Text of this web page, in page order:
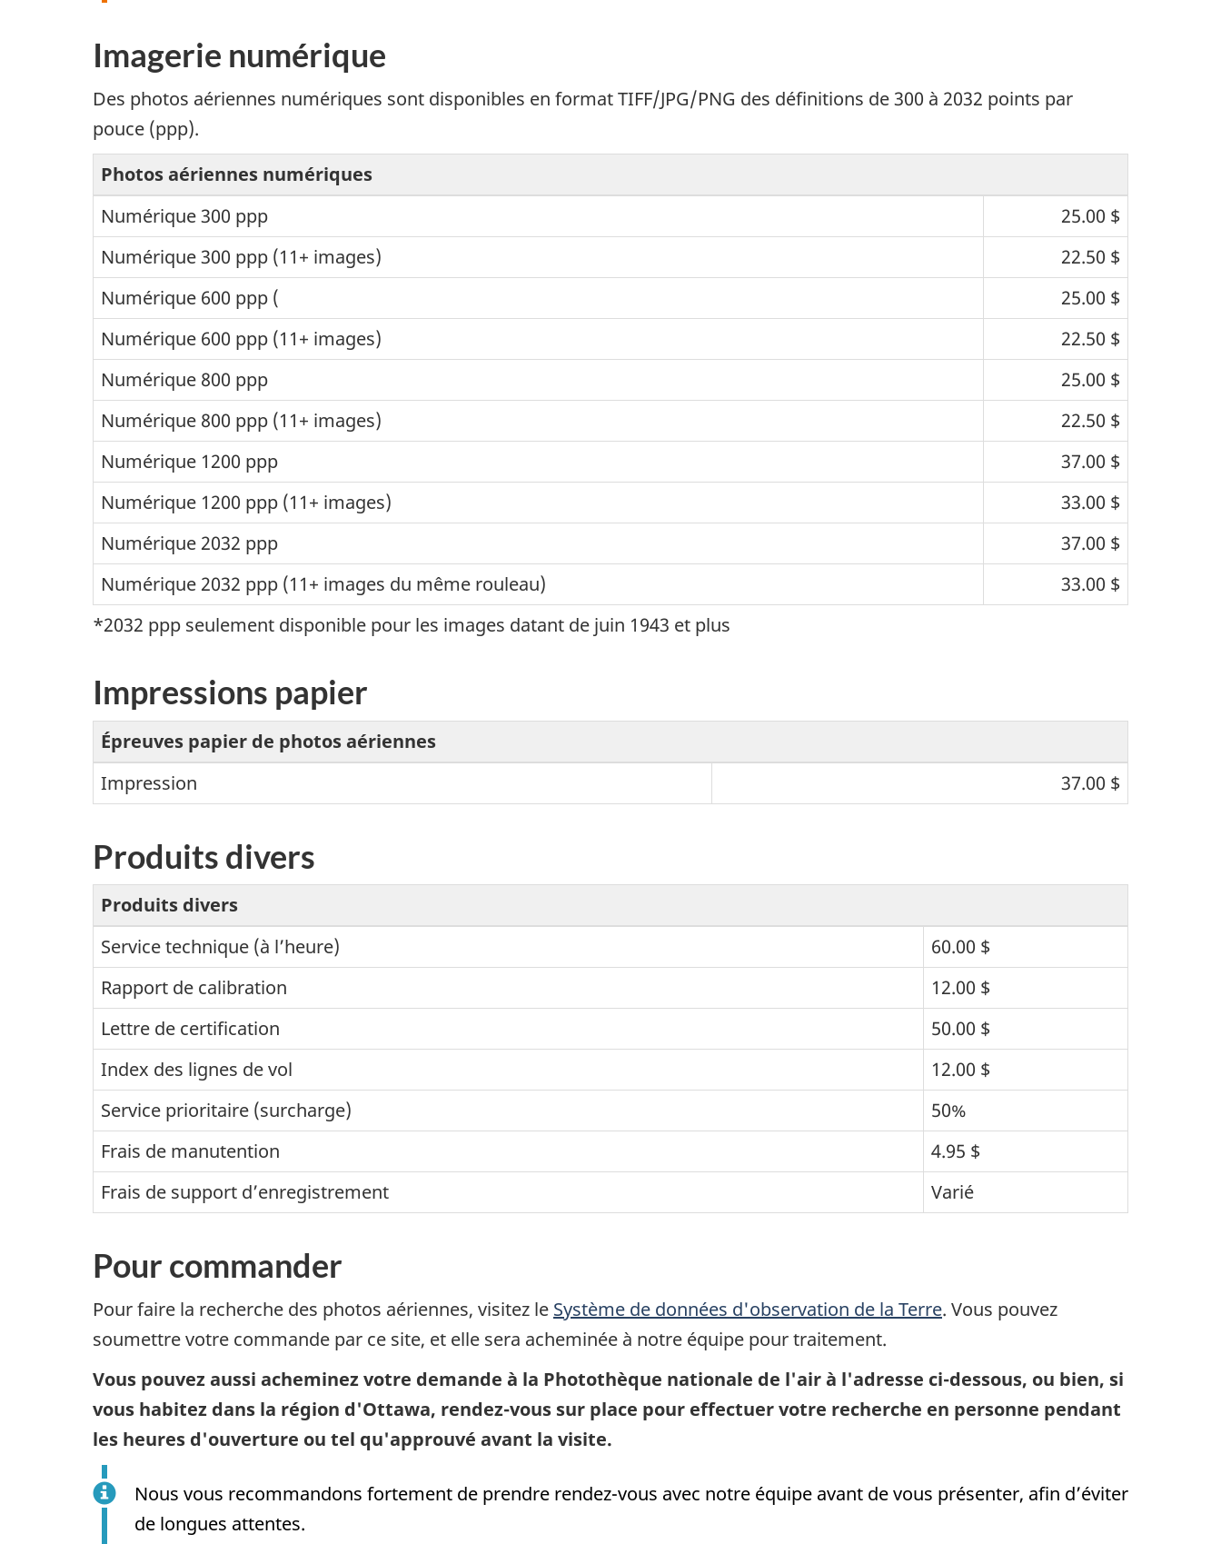
Imagerie numérique
Des photos aériennes numériques sont disponibles en format TIFF/JPG/PNG des définitions de 300 à 2032 points par
pouce (ppp).
Photos aériennes numériques
Numérique 300 ppp
25.00 $
Numérique 300 ppp (11+ images)
22.50 $
Numérique 600 ppp (
25.00 $
Numérique 600 ppp (11+ images)
22.50 $
Numérique 800 ppp
25.00 $
Numérique 800 ppp (11+ images)
22.50 $
Numérique 1200 ppp
37.00 $
Numérique 1200 ppp (11+ images)
33.00 $
Numérique 2032 ppp
37.00 $
Numérique 2032 ppp (11+ images du même rouleau)
33.00 $
*2032 ppp seulement disponible pour les images datant de juin 1943 et plus
Impressions papier
Épreuves papier de photos aériennes
Impression
37.00 $
Produits divers
Produits divers
Service technique (à l’heure)
60.00 $
Rapport de calibration
12.00 $
Lettre de certification
50.00 $
Index des lignes de vol
12.00 $
Service prioritaire (surcharge)
50%
Frais de manutention
4.95 $
Frais de support d’enregistrement
Varié
Pour commander
Pour faire la recherche des photos aériennes, visitez le Système de données d'observation de la Terre. Vous pouvez
soumettre votre commande par ce site, et elle sera acheminée à notre équipe pour traitement.
Vous pouvez aussi acheminez votre demande à la Photothèque nationale de l'air à l'adresse ci-dessous, ou bien, si
vous habitez dans la région d'Ottawa, rendez-vous sur place pour effectuer votre recherche en personne pendant
les heures d'ouverture ou tel qu'approuvé avant la visite.
Nous vous recommandons fortement de prendre rendez-vous avec notre équipe avant de vous présenter, afin d’éviter
de longues attentes.